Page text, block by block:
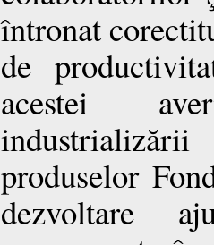
întronat
de
acestei
produselor
dezvoltare